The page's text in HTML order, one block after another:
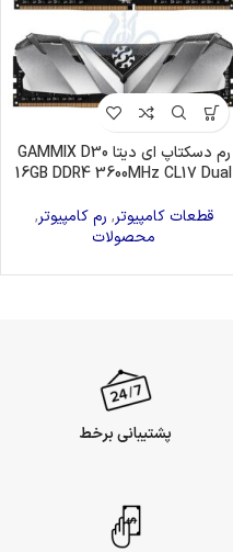
رم دسکتاپ ای دیتا GAMMIX D30
16GB DDR4 3600MHz CL17 Dual
قطعات کامپیوتر, رم کامپیوتر,
محصولات
پشتیبانی برخط